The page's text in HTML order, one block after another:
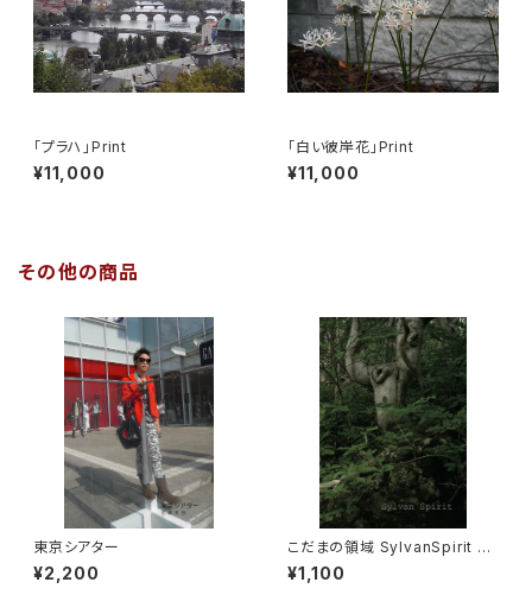
「プラハ」Print
¥11,000
「白い彼岸花」Print
¥11,000
その他の商品
東京シアター
¥2,200
こだまの領域 SylvanSpirit Vo
l.2
¥1,100